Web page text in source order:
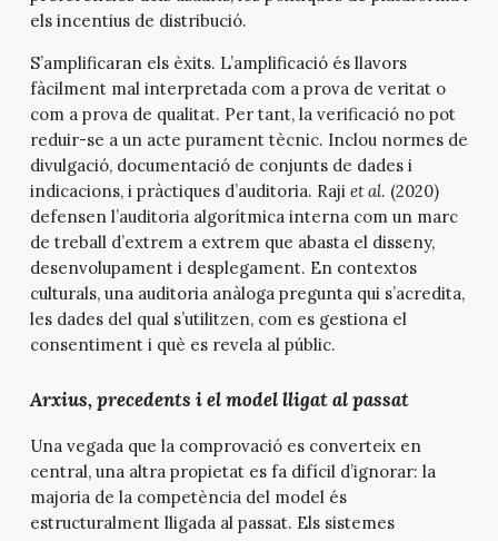
els incentius de distribució.
S’amplificaran els èxits. L’amplificació és llavors
fàcilment mal interpretada com a prova de veritat o
com a prova de qualitat. Per tant, la verificació no pot
reduir-se a un acte purament tècnic. Inclou normes de
divulgació, documentació de conjunts de dades i
indicacions, i pràctiques d’auditoria. Raji et al. (2020)
defensen l’auditoria algorítmica interna com un marc
de treball d’extrem a extrem que abasta el disseny,
desenvolupament i desplegament. En contextos
culturals, una auditoria anàloga pregunta qui s’acredita,
les dades del qual s’utilitzen, com es gestiona el
consentiment i què es revela al públic.
Arxius, precedents i el model lligat al passat
Una vegada que la comprovació es converteix en
central, una altra propietat es fa difícil d’ignorar: la
majoria de la competència del model és
estructuralment lligada al passat. Els sistemes